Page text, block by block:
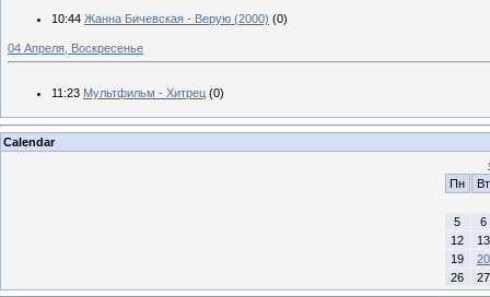
10:44 Жанна Бичевская - Верую (2000) (0)
04 Апреля, Воскресенье
11:23 Мультфильм - Хитрец (0)
Calendar
Пн
Вт
5
6
12
13
19
20
26
27